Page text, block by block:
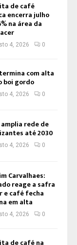
de café
encerra julho
na área da
4, 2026 0
com alta
boi gordo
4, 2026 0
amplia rede de
até 2030
4, 2026 0
Carvalhaes:
reage a safra
e café fecha
em alta
4, 2026 0
de café na